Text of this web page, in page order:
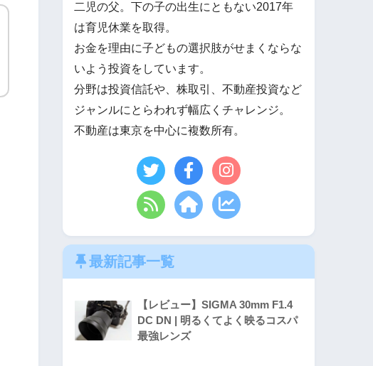
二児の父。下の子の出生にともない2017年
は育児休業を取得。
お金を理由に子どもの選択肢がせまくならな
いよう投資をしています。
分野は投資信託や、株取引、不動産投資など
ジャンルにとらわれず幅広くチャレンジ。
不動産は東京を中心に複数所有。
最新記事一覧
【レビュー】SIGMA 30mm F1.4
DC DN | 明るくてよく映るコスパ
最強レンズ